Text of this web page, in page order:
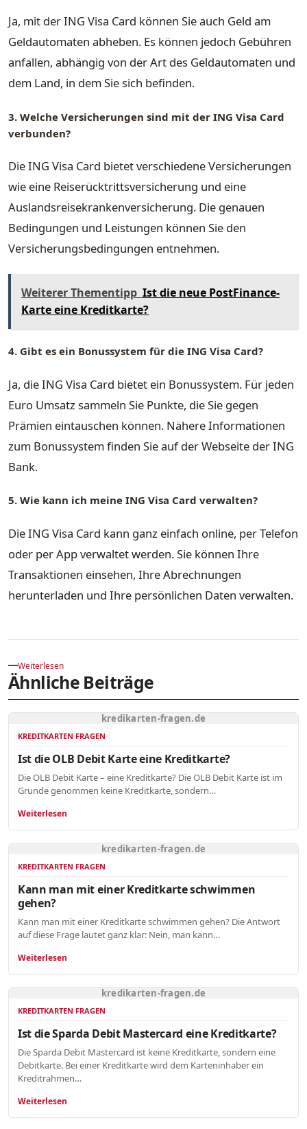
Ja, mit der ING Visa Card können Sie auch Geld am
Geldautomaten abheben. Es können jedoch Gebühren
anfallen, abhängig von der Art des Geldautomaten und
dem Land, in dem Sie sich befinden.
3. Welche Versicherungen sind mit der ING Visa Card
verbunden?
Die ING Visa Card bietet verschiedene Versicherungen
wie eine Reiserücktrittsversicherung und eine
Auslandsreisekrankenversicherung. Die genauen
Bedingungen und Leistungen können Sie den
Versicherungsbedingungen entnehmen.
Weiterer Thementipp Ist die neue PostFinance-
Karte eine Kreditkarte?
4. Gibt es ein Bonussystem für die ING Visa Card?
Ja, die ING Visa Card bietet ein Bonussystem. Für jeden
Euro Umsatz sammeln Sie Punkte, die Sie gegen
Prämien eintauschen können. Nähere Informationen
zum Bonussystem finden Sie auf der Webseite der ING
Bank.
5. Wie kann ich meine ING Visa Card verwalten?
Die ING Visa Card kann ganz einfach online, per Telefon
oder per App verwaltet werden. Sie können Ihre
Transaktionen einsehen, Ihre Abrechnungen
herunterladen und Ihre persönlichen Daten verwalten.
Weiterlesen
Ähnliche Beiträge
kredikarten-fragen.de
KREDITKARTEN FRAGEN
Ist die OLB Debit Karte eine Kreditkarte?
Die OLB Debit Karte – eine Kreditkarte? Die OLB Debit Karte ist im
Grunde genommen keine Kreditkarte, sondern…
Weiterlesen
kredikarten-fragen.de
KREDITKARTEN FRAGEN
Kann man mit einer Kreditkarte schwimmen
gehen?
Kann man mit einer Kreditkarte schwimmen gehen? Die Antwort
auf diese Frage lautet ganz klar: Nein, man kann…
Weiterlesen
kredikarten-fragen.de
KREDITKARTEN FRAGEN
Ist die Sparda Debit Mastercard eine Kreditkarte?
Die Sparda Debit Mastercard ist keine Kreditkarte, sondern eine
Debitkarte. Bei einer Kreditkarte wird dem Karteninhaber ein
Kreditrahmen…
Weiterlesen